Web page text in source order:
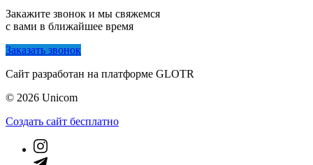
Закажите звонок и мы свяжемся
с вами в ближайшее время
Заказать звонок
Сайт разработан на платформе GLOTR
© 2026 Unicom
Создать cайт бесплатно